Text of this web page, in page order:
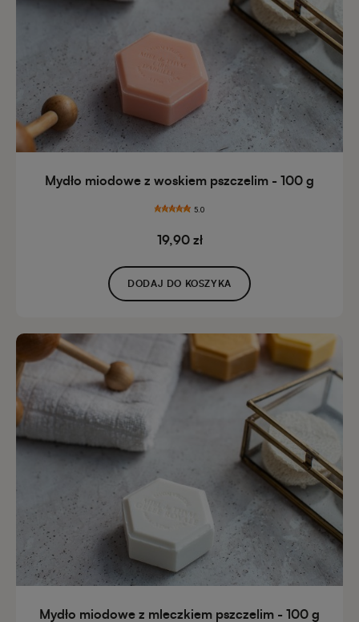
Mydło miodowe z woskiem pszczelim - 100 g
5.0
19,90 zł
DODAJ DO KOSZYKA
Mydło miodowe z mleczkiem pszczelim - 100 g